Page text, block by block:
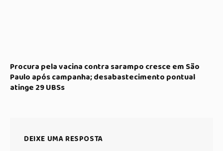
Procura pela vacina contra sarampo cresce em São
Paulo após campanha; desabastecimento pontual
atinge 29 UBSs
DEIXE UMA RESPOSTA